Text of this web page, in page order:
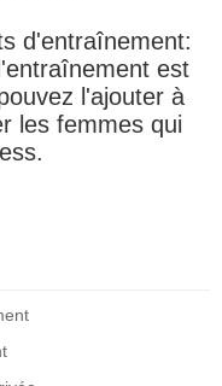
d'entraînement:
est
l'ajouter à
les femmes qui